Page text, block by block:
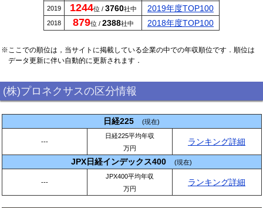
2019 1244位 / 3760社中 2019年度TOP100
2018 879位 / 2388社中 2018年度TOP100
※ここでの順位は，当サイトに掲載している企業の中での年収順位です．順位は
データ更新に伴い自動的に更新されます．
(株)プロネクサスの区分情報
日経225 (現在)
---
日経225平均年収
万円
ランキング詳細
JPX日経インデックス400 (現在)
---
JPX400平均年収
万円
ランキング詳細